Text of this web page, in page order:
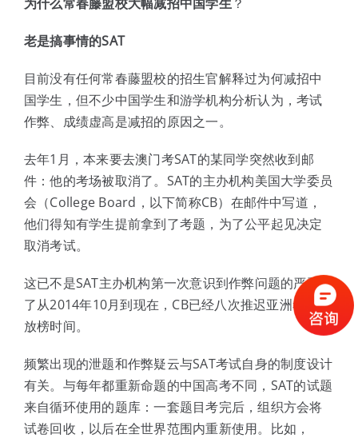
老是搞事情的SAT
目前没有任何常春藤盟校的招生官解释过为何减招中
国学生，但不少中国学生和游学机构分析认为，考试
作弊、成绩虚高是减招的原因之一。
去年1月，本来要去澳门考SAT的某同学突然收到邮
件：他的考场被取消了。SAT的主办机构美国大学委员
会（College Board，以下简称CB）在邮件中写道，
他们得知有学生提前拿到了考题，为了公平起见决定
取消考试。
这已不是SAT主办机构第一次意识到作弊问题的严重性
了从2014年10月到现在，CB已经八次推迟亚洲考区的
放榜时间。
频繁出现的泄题和作弊疑云与SAT考试自身的制度设计
有关。与每年都重新命题的中国高考不同，SAT的试题
来自循环使用的题库：一套题目考完后，组织方会将
试卷回收，以后在全世界范围内重新使用。比如，